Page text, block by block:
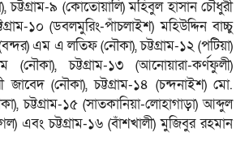
চট্টগ্রাম-৯ (কোতোয়ালি) মহিবুল হাসান চৌধুরী
১০ (ডবলমুরিং-পাঁচলাইশ) মহিউদ্দিন বাচ্চু
এম এ লতিফ (নৌকা), চট্টগ্রাম-১২ (পটিয়া)
চট্টগ্রাম-১৩ (আনোয়ারা-কর্ণফুলী)
জাবেদ (নৌকা), চট্টগ্রাম-১৪ (চন্দনাইশ) মো.
চট্টগ্রাম-১৫ (সাতকানিয়া-লোহাগাড়া) আব্দুল
এবং চট্টগ্রাম-১৬ (বাঁশখালী) মুজিবুর রহমান